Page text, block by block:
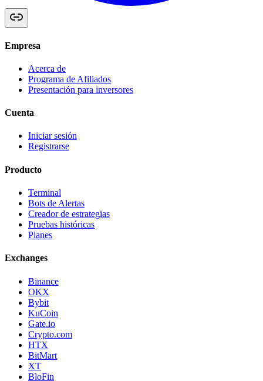
Empresa
Acerca de
Programa de Afiliados
Presentación para inversores
Cuenta
Iniciar sesión
Registrarse
Producto
Terminal
Bots de Alertas
Creador de estrategias
Pruebas históricas
Planes
Exchanges
Binance
OKX
Bybit
KuCoin
Gate.io
Crypto.com
HTX
BitMart
XT
BloFin